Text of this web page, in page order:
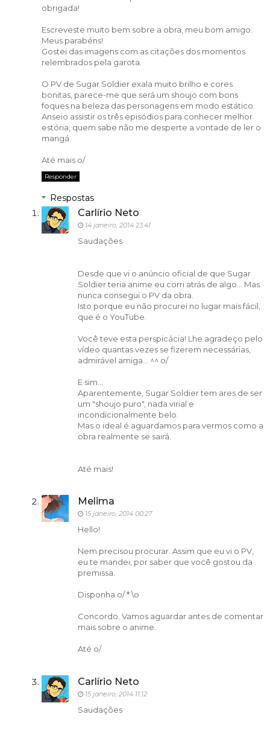
obrigada!
Escreveste muito bem sobre a obra, meu bom amigo.
Meus parabéns!
Gostei das imagens com as citações dos momentos
relembrados pela garota.
O PV de Sugar Soldier exala muito brilho e cores
bonitas, parece-me que será um shoujo com bons
foques na beleza das personagens em modo estático.
Anseio assistir os três episódios para conhecer melhor
estória, quem sabe não me desperte a vontade de ler o
mangá.
Até mais o/
Responder
Respostas
Carlírio Neto
14 janeiro, 2014 23:41
Saudações
Desde que vi o anúncio oficial de que Sugar
Soldier teria anime eu corri atrás de algo... Mas
nunca consegui o PV da obra.
Isto porque eu não procurei no lugar mais fácil,
que é o YouTube.
Você teve esta perspicácia! Lhe agradeço pelo
vídeo quantas vezes se fizerem necessárias,
admirável amiga... ^^ o/
E sim...
Aparentemente, Sugar Soldier tem ares de ser
um "shoujo puro", nada virial e
incondicionalmente belo.
Mas o ideal é aguardamos para vermos como a
obra realmente se sairá.
Até mais!
Melima
15 janeiro, 2014 00:27
Hello!
Nem precisou procurar. Assim que eu vi o PV,
eu te mandei, por saber que você gostou da
premissa.
Disponha o/ * \o
Concordo. Vamos aguardar antes de comentar
mais sobre o anime.
Até o/
Carlírio Neto
15 janeiro, 2014 11:12
Saudações